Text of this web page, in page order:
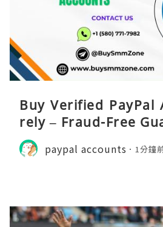
Buy Verified PayPal
rely – Fraud-Free
paypal accounts 1分鐘